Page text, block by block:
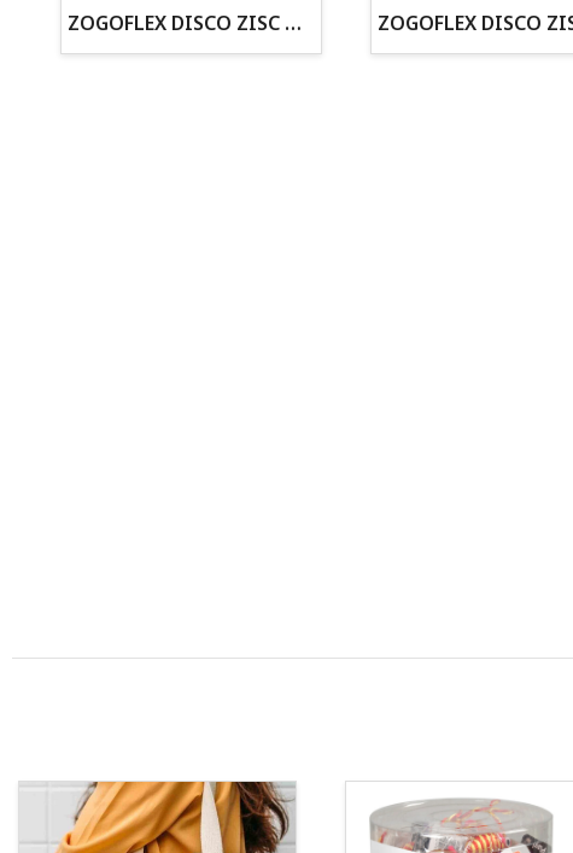
· Cachorros supervisados por equipo veterinario
ZOGOFLEX DISCO ZISC MINI (16CM) FLUORESCENTE